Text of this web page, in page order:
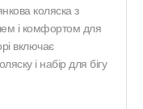
коляска з
і комфортом для
включає
і набір для бігу